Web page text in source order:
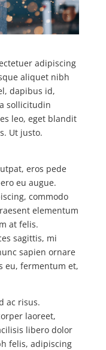
adipiscing
aliquet nibh
dapibus id,
sollicitudin
leo, eget blandit
Ut justo.
eros pede
eu augue.
commodo
elementum
at felis.
sagittis, mi
sapien ornare
eu, fermentum et,
ac risus.
laoreet,
libero dolor
felis, adipiscing